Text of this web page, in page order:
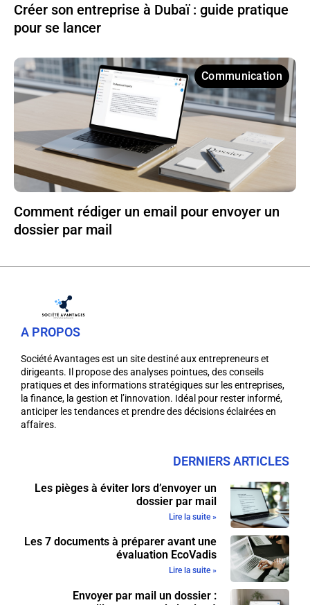
Créer son entreprise à Dubaï : guide pratique
pour se lancer
Communication
Comment rédiger un email pour envoyer un
dossier par mail
A PROPOS
Société Avantages est un site destiné aux entrepreneurs et
dirigeants. Il propose des analyses pointues, des conseils
pratiques et des informations stratégiques sur les entreprises,
la finance, la gestion et l’innovation. Idéal pour rester informé,
anticiper les tendances et prendre des décisions éclairées en
affaires.
DERNIERS ARTICLES
Les pièges à éviter lors d’envoyer un
dossier par mail
Lire la suite »
Les 7 documents à préparer avant une
évaluation EcoVadis
Lire la suite »
Envoyer par mail un dossier :